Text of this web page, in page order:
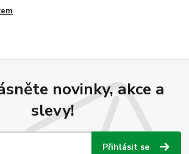
novinky, akce a
slevy!
Přihlásit se